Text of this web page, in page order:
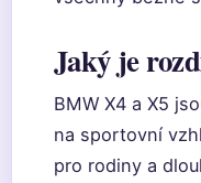
Jaký je
BMW X4 a X5
na sportovní
pro rodiny a